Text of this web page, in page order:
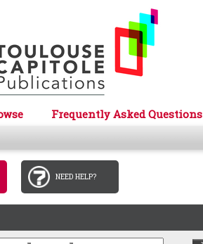
Frequently Asked Questions
NEED HELP?